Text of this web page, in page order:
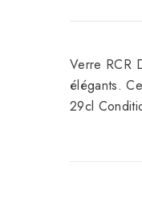
Verre RCR
élégants.
29cl